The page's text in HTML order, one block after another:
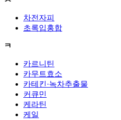
차전자피
초록입홍합
ㅋ
카르니틴
카무트효소
카테킨·녹차추출물
커큐민
케라틴
케일